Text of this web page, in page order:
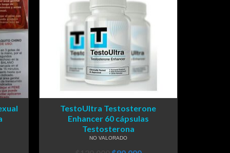
TestoUltra Testosterone
Enhancer 60 cápsulas
Testosterona
NO VALORADO